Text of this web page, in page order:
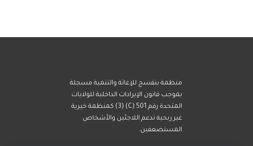
منظمة بنفسج للإغاثة والتنمية مسجلة
بموجب قانون الإيرادات الداخلية للولايات
المتحدة رقم 501 (C) (3) كمنظمة خيرية
غير ربحية تدعم اللاجئين والأشخاص
المستضعفين.